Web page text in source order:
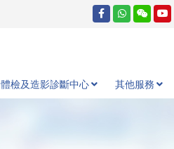
體檢及造影診斷中心 其他服務